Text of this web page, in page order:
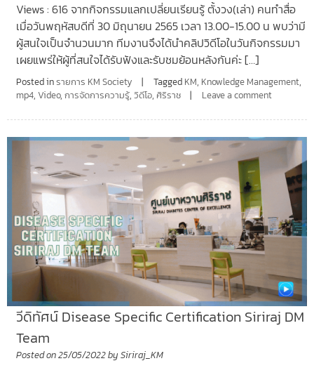
Views : 616 จากกิจกรรมแลกเปลี่ยนเรียนรู้ ตั้งวง(เล่า) คนทำสื่อ
เมื่อวันพฤหัสบดีที่ 30 มิถุนายน 2565 เวลา 13.00-15.00 น พบว่ามี
ผู้สนใจเป็นจำนวนมาก ทีมงานจึงได้นำคลิปวิดีโอในวันกิจกรรมมา
เผยแพร่ให้ผู้ที่สนใจได้รับฟังและรับชมย้อนหลังกันค่ะ […]
Posted inรายการ KM Society Tagged KM, Knowledge Management,
mp4, Video, การจัดการความรู้, วิดีโอ, ศิริราช Leave a comment
วีดิทัศน์ Disease Specific Certification Siriraj DM
Team
Posted on25/05/2022by Siriraj_KM